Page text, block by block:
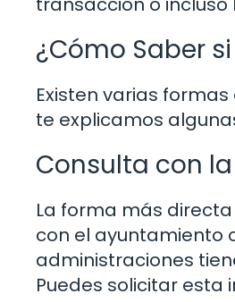
¿Cómo Saber
Existen varias
te explicamos
Consulta con
La forma más
con el ayuntamiento
administraciones
Puedes solicitar